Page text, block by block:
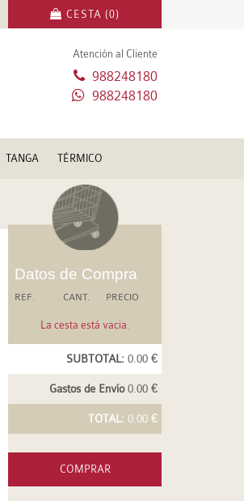
CESTA (0)
Atención al Cliente
988248180
988248180
TANGA TÉRMICO
Datos de Compra
REF. CANT. PRECIO
La cesta está vacia.
SUBTOTAL: 0.00 €
Gastos de Envío0.00 €
TOTAL: 0.00 €
COMPRAR